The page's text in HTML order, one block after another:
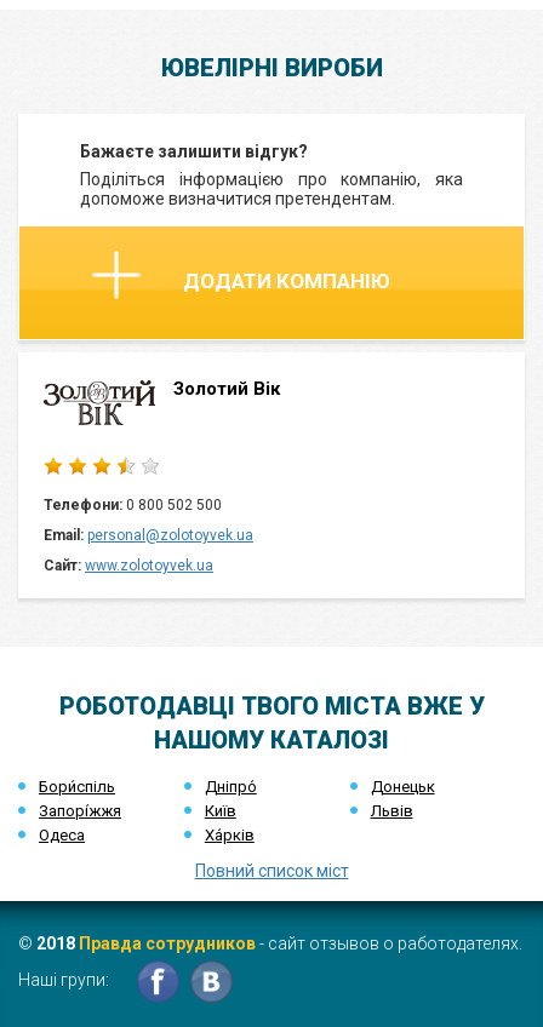
ЮВЕЛІРНІ ВИРОБИ
Бажаєте залишити відгук?
Поділіться інформацією про компанію, яка
допоможе визначитися претендентам.
ДОДАТИ КОМПАНІЮ
Золотий Вік
Телефони: 0 800 502 500
Email: personal@zolotoyvek.ua
Сайт: www.zolotoyvek.ua
РОБОТОДАВЦІ ТВОГО МІСТА ВЖЕ У
НАШОМУ КАТАЛОЗІ
Бори́спіль Дніпро́
Донецьк
Запорі́жжя
Київ
Львів
Одеса
Ха́рків
Повний список міст
© 2018 Правда сотрудников- сайт отзывов о работодателях.
Наші групи: